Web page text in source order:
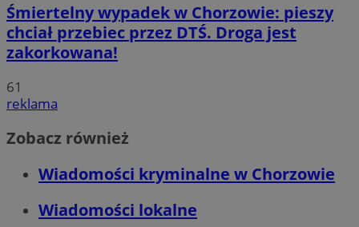
Śmiertelny wypadek w Chorzowie: pieszy
chciał przebiec przez DTŚ. Droga jest
zakorkowana!
61
reklama
Zobacz również
Wiadomości kryminalne w Chorzowie
Wiadomości lokalne